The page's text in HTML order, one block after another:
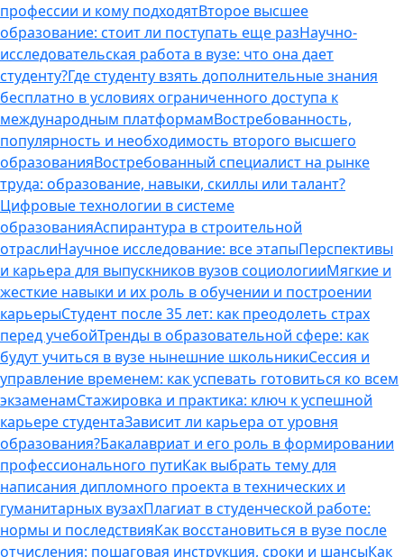
профессии и кому подходятВторое высшее
образование: стоит ли поступать еще разНаучно-
исследовательская работа в вузе: что она дает
студенту?Где студенту взять дополнительные знания
бесплатно в условиях ограниченного доступа к
международным платформамВостребованность,
популярность и необходимость второго высшего
образованияВостребованный специалист на рынке
труда: образование, навыки, скиллы или талант?
Цифровые технологии в системе
образованияАспирантура в строительной
отраслиНаучное исследование: все этапыПерспективы
и карьера для выпускников вузов социологииМягкие и
жесткие навыки и их роль в обучении и построении
карьерыСтудент после 35 лет: как преодолеть страх
перед учебойТренды в образовательной сфере: как
будут учиться в вузе нынешние школьникиСессия и
управление временем: как успевать готовиться ко всем
экзаменамСтажировка и практика: ключ к успешной
карьере студентаЗависит ли карьера от уровня
образования?Бакалавриат и его роль в формировании
профессионального путиКак выбрать тему для
написания дипломного проекта в технических и
гуманитарных вузахПлагиат в студенческой работе:
нормы и последствияКак восстановиться в вузе после
отчисления: пошаговая инструкция, сроки и шансыКак